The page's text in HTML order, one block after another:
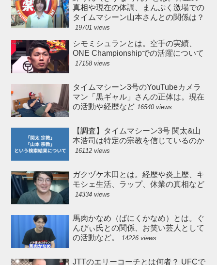
真相や現在の体調、まんぷく激場での
タイムマシーン山本さんとの関係は？
19701 views
シモミシュランとは。空手の実績、
ONE Championshipでの活躍について
17158 views
タイムマシーン3号のYouTubeカメラ
マン「黒ギャル」さんの正体は。現在
の活動や経歴など 16540 views
【調査】タイムマシーン3号 関太&山
本浩司は特定の宗教を信じているのか
16112 views
ガクヅケ木田とは。経歴や炎上歴、キ
モシェ生活、ラップ、休業の真相など
14334 views
馬肉かなめ（ばにくかなめ）とは。ぐ
んぴぃ氏との関係、お笑い芸人として
の活動など。
14226 views
JTTのエリーコーチとは何者？ UFCで